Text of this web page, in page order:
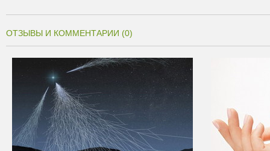
ОТЗЫВЫ И КОММЕНТАРИИ (0)